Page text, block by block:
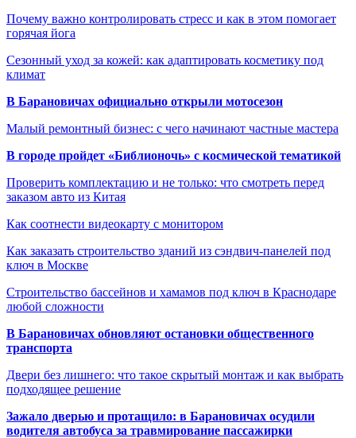
Почему важно контролировать стресс и как в этом помогает
горячая йога
Сезонный уход за кожей: как адаптировать косметику под
климат
В Барановичах официально открыли мотосезон
Малый ремонтный бизнес: с чего начинают частные мастера
В городе пройдет «Библионочь» с космической тематикой
Проверить комплектацию и не только: что смотреть перед
заказом авто из Китая
Как соотнести видеокарту с монитором
Как заказать строительство зданий из сэндвич-панелей под
ключ в Москве
Строительство бассейнов и хамамов под ключ в Краснодаре
любой сложности
В Барановичах обновляют остановки общественного
транспорта
Двери без лишнего: что такое скрытый монтаж и как выбрать
подходящее решение
Зажало дверью и протащило: в Барановичах осудили
водителя автобуса за травмирование пассажирки